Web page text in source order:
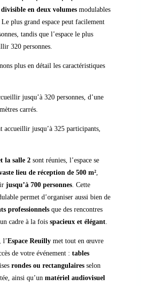
divisible en deux volumes modulables
Le plus grand espace peut facilement
, tandis que l’espace le plus
320 personnes.
plus en détail les caractéristiques
jusqu’à 320 personnes, d’une
mètres carrés.
accueillir jusqu’à 325 participants,
la salle 2 sont réunies, l’espace se
lieu de réception de 500 m²,
jusqu’à 700 personnes. Cette
permet d’organiser aussi bien de
professionnels que des rencontres
cadre à la fois spacieux et élégant.
l’Espace Reuilly met tout en œuvre
de votre événement : tables
rondes ou rectangulaires selon
ainsi qu’un matériel audiovisuel